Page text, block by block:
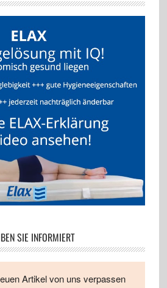
SIE INFORMIERT
Artikel von uns verpassen